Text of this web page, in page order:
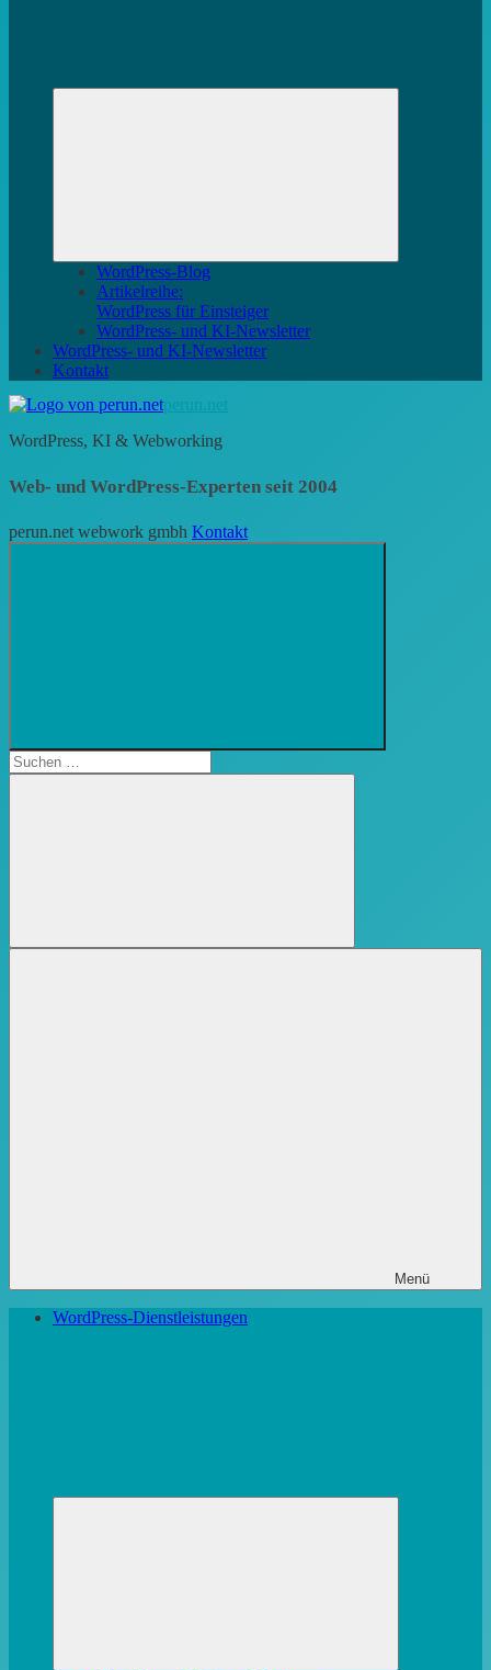
WordPress-Blog
Artikelreihe:
WordPress für Einsteiger
WordPress- und KI-Newsletter
WordPress- und KI-Newsletter
Kontakt
perun.net
WordPress, KI & Webworking
Web- und WordPress-Experten seit 2004
perun.net webwork gmbh Kontakt
öffnen
Suchen
nach:
Suchen
Menü
WordPress-Dienstleistungen